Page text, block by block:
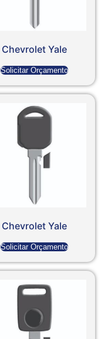
Chevrolet Yale
Solicitar Orçamento
Chevrolet Yale
Solicitar Orçamento